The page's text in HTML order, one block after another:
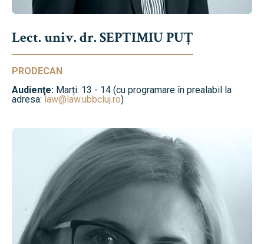
Lect. univ. dr. SEPTIMIU PUȚ
PRODECAN
Audienţe: Marți: 13 - 14 (cu programare în prealabil la
adresa:law@law.ubbcluj.ro)